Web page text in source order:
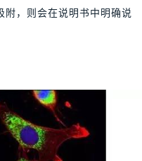
附，则会在说明书中明确说